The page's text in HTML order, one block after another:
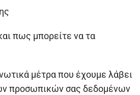
πως μπορείτε να τα
μέτρα που έχουμε λάβει
προσωπικών σας δεδομένων